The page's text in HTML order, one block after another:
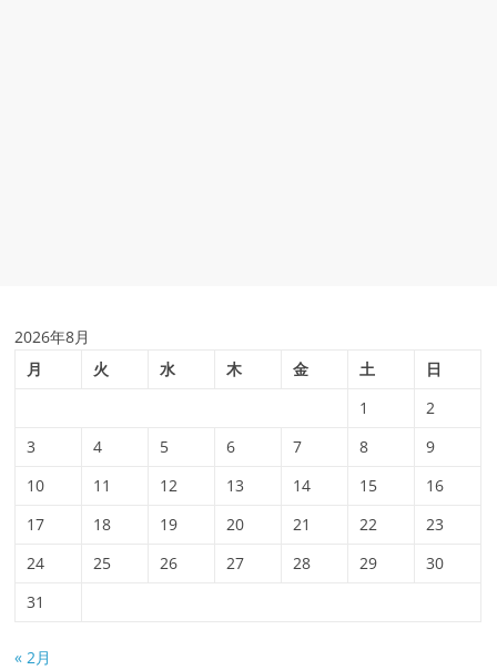
2026年8月
月
火 水 木 金 土
日
1
2
3
4 5 6 7 8
9
10
11 12 13 14 15
16
17
18 19 20 21 22
23
24
25 26 27 28 29
30
31
« 2月